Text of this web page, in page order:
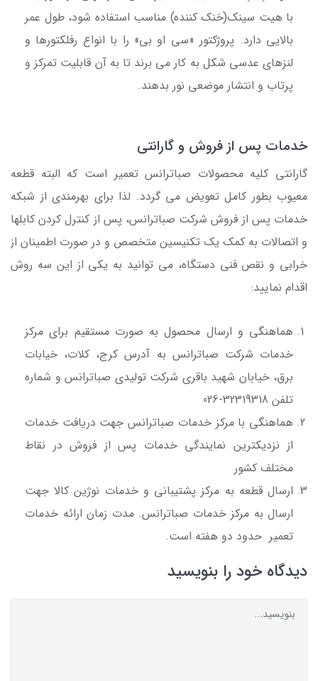
با هیت سینک(خنک کننده) مناسب استفاده شود، طول عمر
بالایی دارد. پروژکتور «سی او بی» را با انواع رفلکتورها و
لنزهای عدسی شکل به کار می برند تا به آن قابلیت تمرکز و
پرتاب و انتشار موضعی نور بدهند.
خدمات پس از فروش و گارانتی
گارانتی کلیه محصولات صباترانس تعمیر است که البته قطعه
معیوب بطور کامل تعویض می گردد. لذا برای بهرمندی از شبکه
خدمات پس از فروش شرکت صباترانس، پس از کنترل کردن کابلها
و اتصالات به کمک یک تکنیسین متخصص و در صورت اطمینان از
خرابی و نقص فنی دستگاه، می توانید به یکی از این سه روش
اقدام نمایید:
هماهنگی و ارسال محصول به صورت مستقیم برای مرکز
خدمات شرکت صباترانس به آدرس کرج، کلات، خیابات
برق، خیابان شهید باقری شرکت تولیدی صباترانس و شماره
تلفن 32319318-026
هماهنگی با مرکز خدمات صباترانس جهت دریافت خدمات
از نزدیکترین نمایندگی خدمات پس از فروش در نقاط
مختلف کشور
ارسال قطعه به مرکز پشتیبانی و خدمات نوژین کالا جهت
ارسال به مرکز خدمات صباترانس. مدت زمان ارائه خدمات
تعمیر حدود دو هفته است.
دیدگاه خود را بنویسید